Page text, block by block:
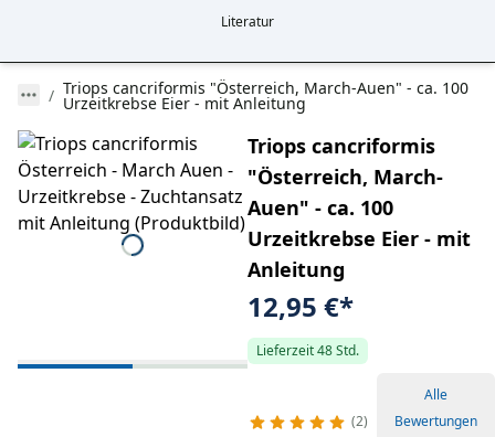
Literatur
Triops cancriformis "Österreich, March-Auen" - ca. 100
Urzeitkrebse Eier - mit Anleitung
Triops cancriformis
"Österreich, March-
Auen" - ca. 100
Urzeitkrebse Eier - mit
Anleitung
12,95 €*
Lieferzeit 48 Std.
2
Alle
Bewertungen